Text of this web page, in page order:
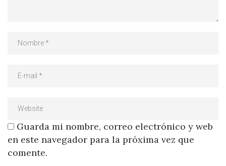
Guarda mi nombre, correo electrónico y web
en este navegador para la próxima vez que
comente.